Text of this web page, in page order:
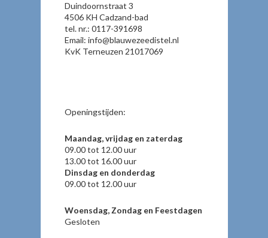
Duindoornstraat 3
4506 KH Cadzand-bad
tel. nr.: 0117-391698
Email: info@blauwezeedistel.nl
KvK Terneuzen 21017069
Openingstijden:
Maandag, vrijdag en zaterdag
09.00 tot 12.00 uur
13.00 tot 16.00 uur
Dinsdag en donderdag
09.00 tot 12.00 uur
Woensdag, Zondag en Feestdagen
Gesloten